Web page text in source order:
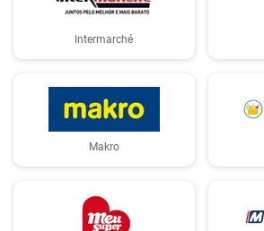
Intermarché
Makro